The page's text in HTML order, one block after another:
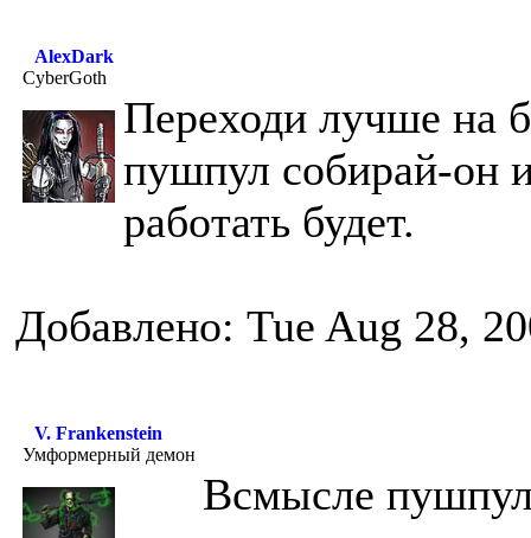
AlexDark
CyberGoth
Переходи лучше на
пушпул собирай-он
работать будет.
Добавлено: Tue Aug 28,
V. Frankenstein
Умформерный демон
Всмысле